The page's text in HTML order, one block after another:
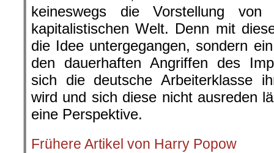
keineswegs die Vorstellung
kapitalistischen Welt. Denn mit
die Idee untergegangen, sondern
den dauerhaften Angriffen des
sich die deutsche Arbeiterklasse
wird und sich diese nicht ausreden
eine Perspektive.
Frühere Artikel von Harry Popow